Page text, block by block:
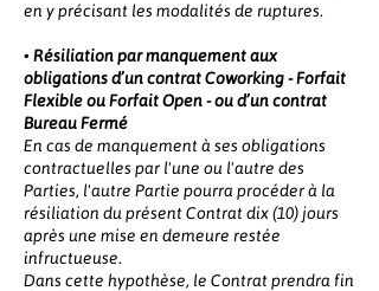
en y précisant les modalités de ruptures.
• Résiliation par manquement aux
obligations d’un contrat Coworking - Forfait
Flexible ou Forfait Open - ou d’un contrat
Bureau Fermé
En cas de manquement à ses obligations
contractuelles par l'une ou l'autre des
Parties, l'autre Partie pourra procéder à la
résiliation du présent Contrat dix (10) jours
après une mise en demeure restée
infructueuse.
Dans cette hypothèse, le Contrat prendra fin